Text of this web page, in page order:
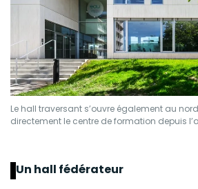
Le hall traversant s’ouvre également au
directement le centre de formation depuis
Un hall fédérateur